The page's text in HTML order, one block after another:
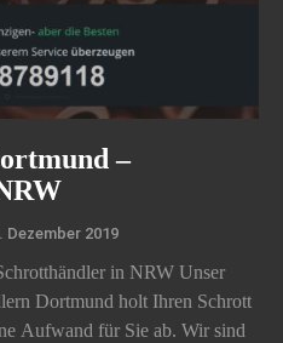
–
Dezember 2019
in NRW Unser
Dortmund holt Ihren Schrott
Aufwand für Sie ab. Wir sind